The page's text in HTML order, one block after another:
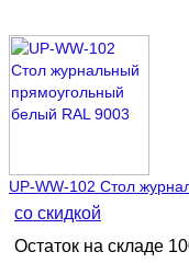
UP-WW-102 Стол
со скидкой
Остаток на складе